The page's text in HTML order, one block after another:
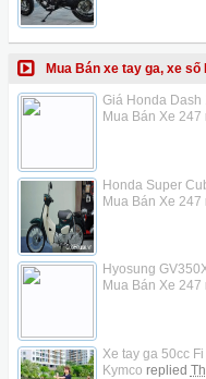
Mua Bán xe tay ga, xe số
Giá Honda Dash
Mua Bán Xe 247
Honda Super
Mua Bán Xe 247
Hyosung
Mua Bán Xe 247
Xe tay ga 50cc
Kymco replied